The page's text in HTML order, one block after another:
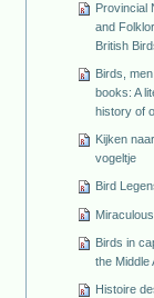
Provincial
and
British
Birds,
books: A
history of
Kijken
vogeltje
Bird
Birds in
the Middle
Histoire